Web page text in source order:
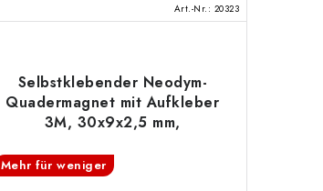
Art.-Nr.: 20323
Selbstklebender Neodym-
Quadermagnet mit Aufkleber
3M, 30x9x2,5 mm,
Mehr für weniger